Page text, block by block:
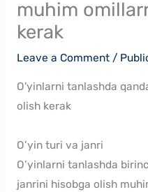
muhim
kerak
Leave a Comment /
O'yinlarni tanlashda
olish kerak
O’yin turi va janri
O’yinlarni tanlashda
janrini hisobga olish